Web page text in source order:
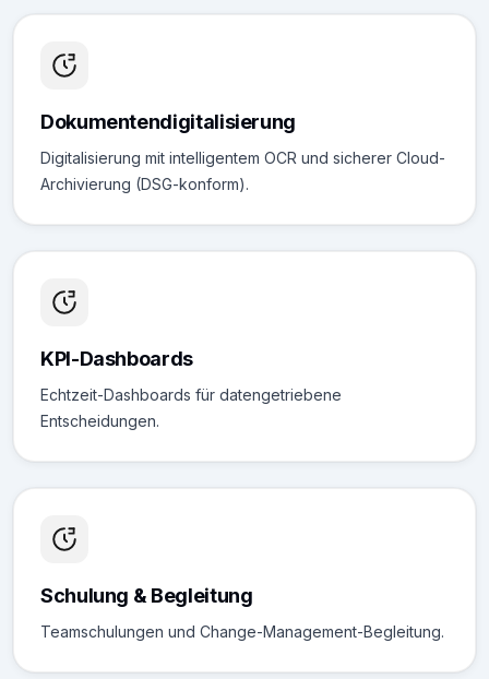
Dokumentendigitalisierung
Digitalisierung mit intelligentem OCR und sicherer Cloud-
Archivierung (DSG-konform).
KPI-Dashboards
Echtzeit-Dashboards für datengetriebene
Entscheidungen.
Schulung & Begleitung
Teamschulungen und Change-Management-Begleitung.